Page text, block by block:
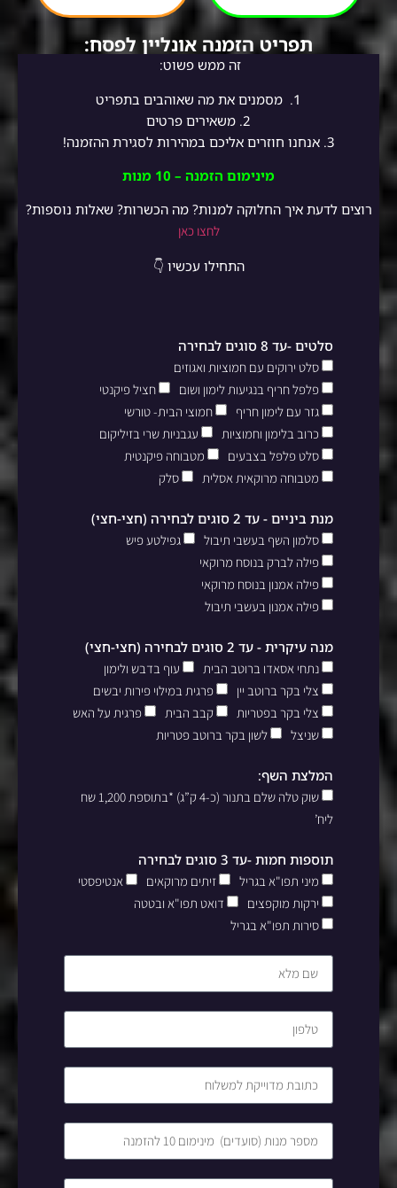
תפריט הזמנה אונליין לפסח:
זה ממש פשוט:
1.
מסמנים את מה שאוהבים בתפריט
2. משאירים פרטים
3. אנחנו חוזרים אליכם במהירות לסגירת ההזמנה!
מינימום הזמנה – 10 מנות
רוצים לדעת איך החלוקה למנות? מה הכשרות? שאלות נוספות?
לחצו כאן
התחילו עכשיו 👇
סלטים -עד 8 סוגים לבחירה
סלט ירוקים עם חמוציות ואגוזים
פלפל חריף בנגיעות לימון ושום
חציל פיקנטי
גזר עם לימון חריף
חמוצי הבית- טורשי
כרוב בלימון וחמוציות
עגבניות שרי בזיליקום
סלט פלפל בצבעים
מטבוחה פיקנטית
מטבוחה מרוקאית אסלית
סלק
מנת ביניים - עד 2 סוגים לבחירה (חצי-חצי)
סלמון השף בעשבי תיבול
גפילטע פיש
פילה לברק בנוסח מרוקאי
פילה אמנון בנוסח מרוקאי
פילה אמנון בעשבי תיבול
מנה עיקרית - עד 2 סוגים לבחירה (חצי-חצי)
נתחי אסאדו ברוטב הבית
עוף בדבש ולימון
צלי בקר ברוטב יין
פרגית במילוי פירות יבשים
צלי בקר בפטריות
קבב הבית
פרגית על האש
שניצל
לשון בקר ברוטב פטריות
המלצת השף:
שוק טלה שלם בתנור (כ-4 ק”ג) *בתוספת 1,200 שח
ליח’
תוספות חמות -עד 3 סוגים לבחירה
מיני תפו"א בגריל זיתים מרוקאים
אנטיפסטי
ירקות מוקפצים
דואט תפו"א ובטטה
סירות תפו"א בגריל